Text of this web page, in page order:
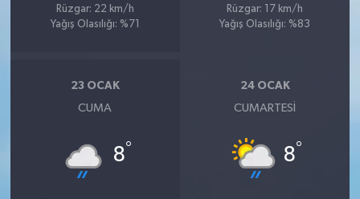
Rüzgar: 22 km/h
Yağış Olasılığı: %71
Rüzgar: 17 km/h
Yağış Olasılığı: %83
23 OCAK
CUMA
8°
24 OCAK
CUMARTESI
8°